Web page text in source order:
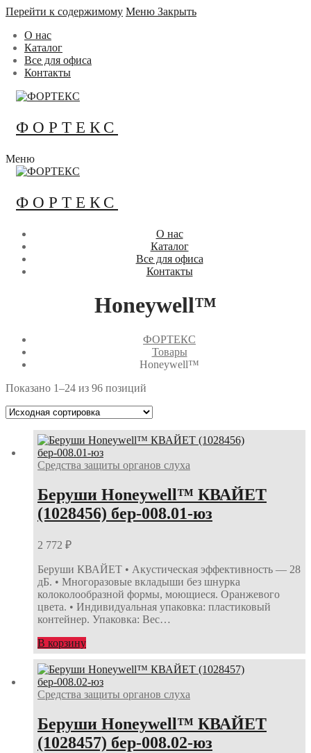
Перейти к содержимому Меню Закрыть
О нас
Каталог
Все для офиса
Контакты
ФОРТЕКС
Меню
ФОРТЕКС
О нас
Каталог
Все для офиса
Контакты
Honeywell™
ФОРТЕКС
Товары
Honeywell™
Показано 1–24 из 96 позиций
Средства защиты органов слуха
Беруши Honeywell™ КВАЙЕТ
(1028456) бер-008.01-юз
2 772 ₽
Беруши КВАЙЕТ • Акустическая эффективность — 28
дБ. • Многоразовые вкладыши без шнурка
колоколообразной формы, моющиеся. Оранжевого
цвета. • Индивидуальная упаковка: пластиковый
контейнер. Упаковка: Вес…
В корзину
Средства защиты органов слуха
Беруши Honeywell™ КВАЙЕТ
(1028457) бер-008.02-юз